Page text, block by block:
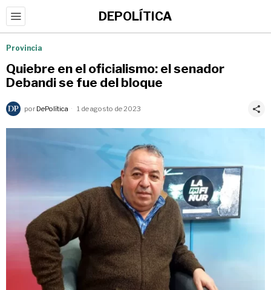
DEPOLÍTICA
Provincia
Quiebre en el oficialismo: el senador
Debandi se fue del bloque
por DePolítica 1 de agosto de 2023